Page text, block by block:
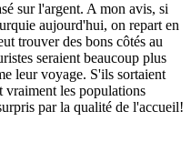
sur l'argent. A mon avis, si
aujourd'hui, on repart en
trouver des bons côtés au
seraient beaucoup plus
leur voyage. S'ils sortaient
vraiment les populations
par la qualité de l'accueil!